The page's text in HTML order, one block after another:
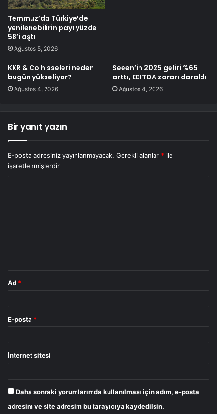
Temmuz’da Türkiye’de
yenilenebilirin payı yüzde
58’i aştı
Ağustos 5, 2026
KKR & Co hisseleri neden
bugün yükseliyor?
Ağustos 4, 2026
Seeen’in 2025 geliri %65
arttı, EBITDA zararı daraldı
Ağustos 4, 2026
Bir yanıt yazın
E-posta adresiniz yayınlanmayacak. Gerekli alanlar * ile
işaretlenmişlerdir
Ad *
E-posta *
İnternet sitesi
Daha sonraki yorumlarımda kullanılması için adım, e-posta
adresim ve site adresim bu tarayıcıya kaydedilsin.